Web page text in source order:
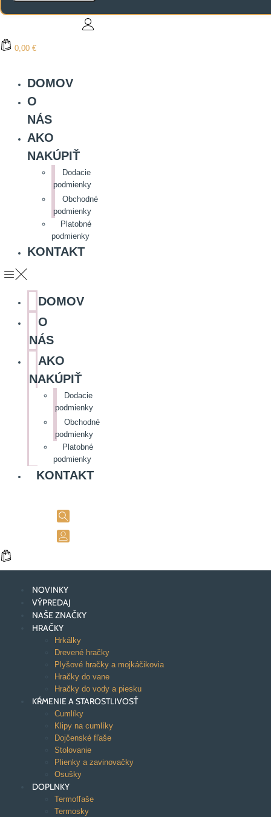
0,00 €
DOMOV
O
NÁS
AKO
NAKÚPIŤ
Dodacie
podmienky
Obchodné
podmienky
Platobné
podmienky
KONTAKT
DOMOV
O
NÁS
AKO
NAKÚPIŤ
Dodacie
podmienky
Obchodné
podmienky
Platobné
podmienky
KONTAKT
NOVINKY
VÝPREDAJ
NAŠE ZNAČKY
HRAČKY
Hrkálky
Drevené hračky
Plyšové hračky a mojkáčikovia
Hračky do vane
Hračky do vody a piesku
KŔMENIE A STAROSTLIVOSŤ
Cumlíky
Klipy na cumlíky
Dojčenské fľaše
Stolovanie
Plienky a zavinovačky
Osušky
DOPLNKY
Termofľaše
Termosky